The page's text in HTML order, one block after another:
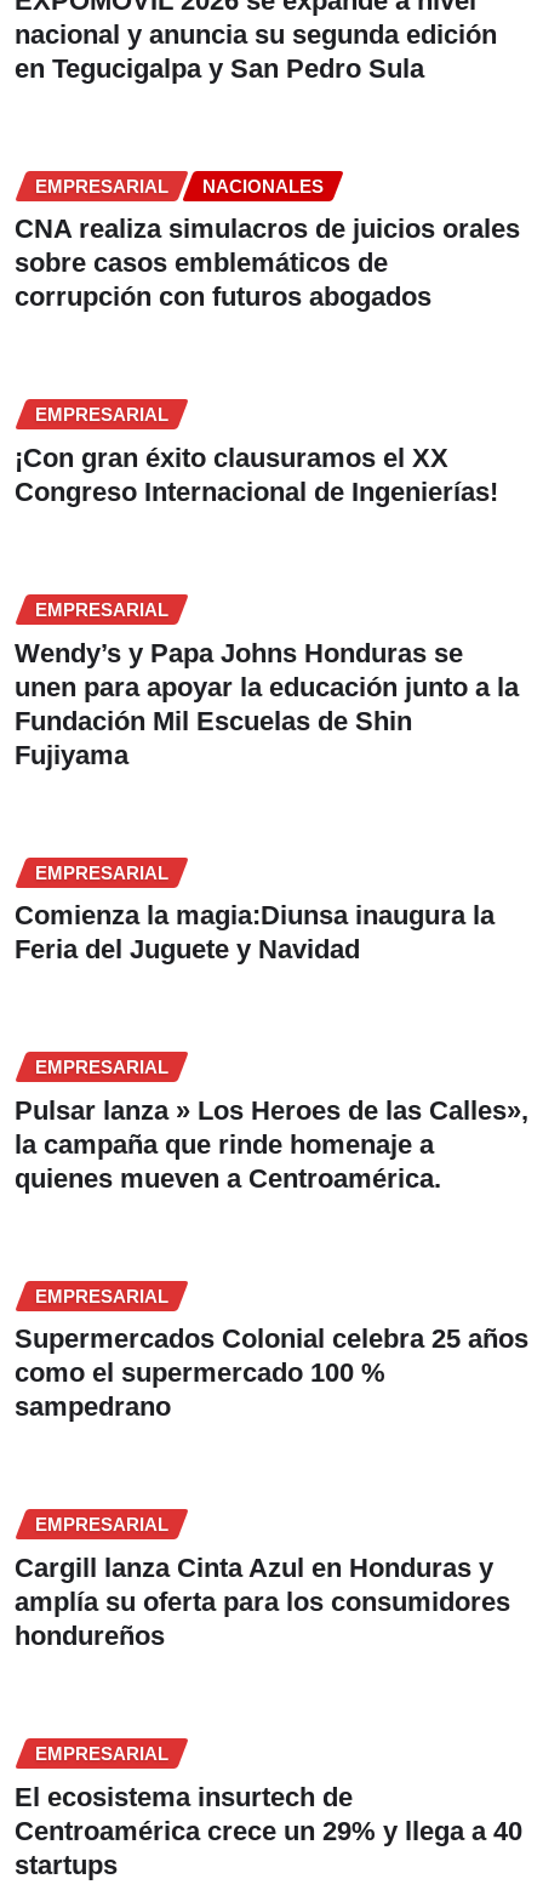
nacional y anuncia su segunda edición
en Tegucigalpa y San Pedro Sula
EMPRESARIAL NACIONALES
CNA realiza simulacros de juicios orales
sobre casos emblemáticos de
corrupción con futuros abogados
EMPRESARIAL
¡Con gran éxito clausuramos el XX
Congreso Internacional de Ingenierías!
EMPRESARIAL
Wendy’s y Papa Johns Honduras se
unen para apoyar la educación junto a la
Fundación Mil Escuelas de Shin
Fujiyama
EMPRESARIAL
Comienza la magia:Diunsa inaugura la
Feria del Juguete y Navidad
EMPRESARIAL
Pulsar lanza » Los Heroes de las Calles»,
la campaña que rinde homenaje a
quienes mueven a Centroamérica.
EMPRESARIAL
Supermercados Colonial celebra 25 años
como el supermercado 100 %
sampedrano
EMPRESARIAL
Cargill lanza Cinta Azul en Honduras y
amplía su oferta para los consumidores
hondureños
EMPRESARIAL
El ecosistema insurtech de
Centroamérica crece un 29% y llega a 40
startups